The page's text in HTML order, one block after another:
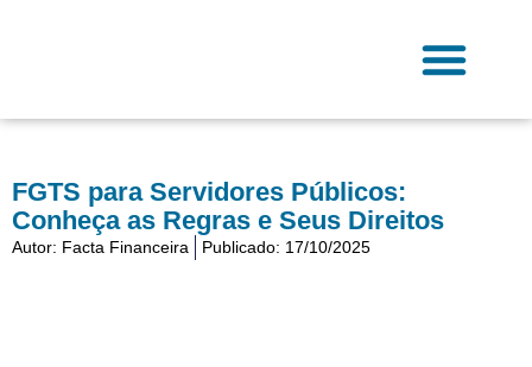
FGTS para Servidores Públicos:
Conheça as Regras e Seus Direitos
Autor: Facta Financeira Publicado: 17/10/2025